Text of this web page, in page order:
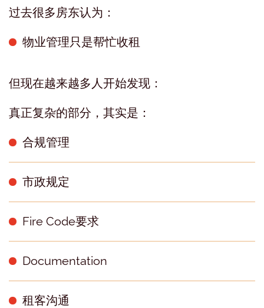
过去很多房东认为：
物业管理只是帮忙收租
但现在越来越多人开始发现：
真正复杂的部分，其实是：
合规管理
市政规定
Fire Code要求
Documentation
租客沟通